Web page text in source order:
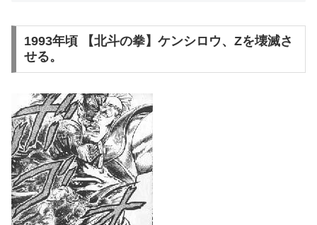
1993年頃 【北斗の拳】ケンシロウ、Zを壊滅さ
せる。